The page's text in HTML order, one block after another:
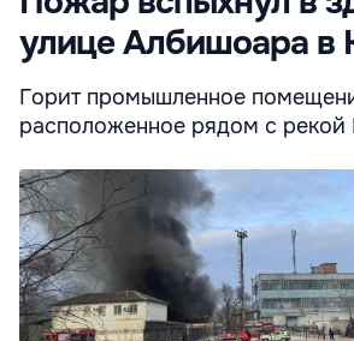
улице Албишоара в
Горит промышленное
расположенное рядом с рекой